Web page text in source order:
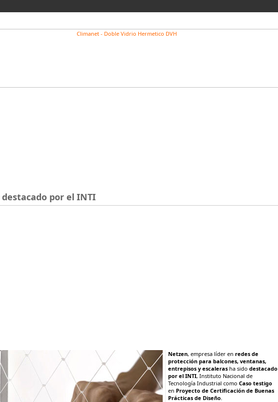
por el INTI
Netzen, empresa líder en redes de
protección para balcones, ventanas,
entrepisos y escaleras ha sido destacado
por el INTI, Instituto Nacional de
Tecnología Industrial como Caso testigo
en Proyecto de Certificación de Buenas
Prácticas de Diseño.